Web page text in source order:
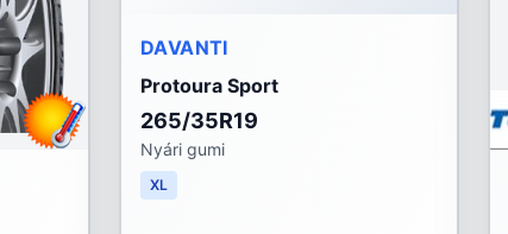
DAVANTI
Protoura Sport
265/35R19
Nyári gumi
XL